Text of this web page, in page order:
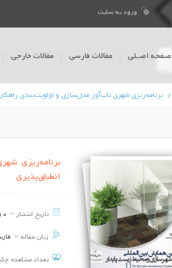
ورود به سایت
صفحه اصـلی مقالات فارسی مقالات خارجی
برنامه‌ریزی شهری تاب‌آور مدل‌سازی و اولویت‌بندی
برنامه‌ریزی
انطباق‌پذیری
تاریخ انتشار
زبان مقاله
تعداد مشاهده
نگاهی به معماری و شهرسازی ارگ قدیم بم
تاریخ برگزاری ::1404/06/09
میراث ناملموس شهرستان بم
تاریخ برگزاری ::1404/06/09